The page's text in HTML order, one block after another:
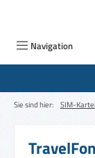
Zum Hauptinhalt
Navigation
Sie sind hier: SIM-